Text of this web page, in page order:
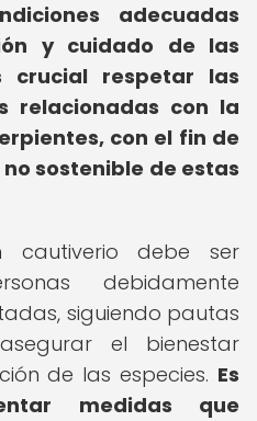
adecuadas
y cuidado de las
crucial respetar las
relacionadas con la
con el fin de
sostenible de estas
cautiverio debe ser
debidamente
siguiendo pautas
el bienestar
de las especies. Es
medidas que